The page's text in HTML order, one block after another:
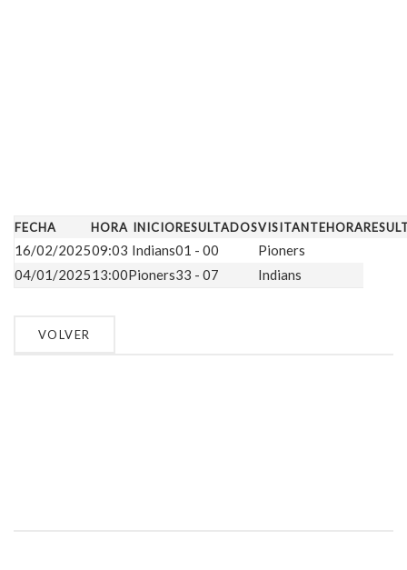
FECHA HORA INICIORESULTADOSVISITANTEHORA
16/02/202509:03 Indians01 - 00
Pioners
04/01/202513:00Pioners33 - 07 Indians